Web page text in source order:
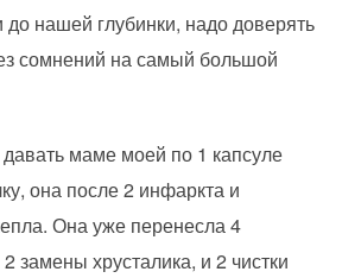
нашей глубинки, надо доверять
сомнений на самый большой
маме моей по 1 капсуле
она после 2 инфаркта и
Она уже перенесла 4
замены хрусталика, и 2 чистки